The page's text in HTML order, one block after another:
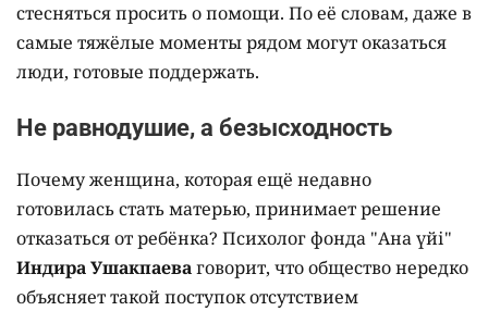
стесняться просить о помощи. По её словам, даже в
самые тяжёлые моменты рядом могут оказаться
люди, готовые поддержать.
Не равнодушие, а безысходность
Почему женщина, которая ещё недавно
готовилась стать матерью, принимает решение
отказаться от ребёнка? Психолог фонда "Ана үйі"
Индира Ушакпаеваговорит, что общество нередко
объясняет такой поступок отсутствием